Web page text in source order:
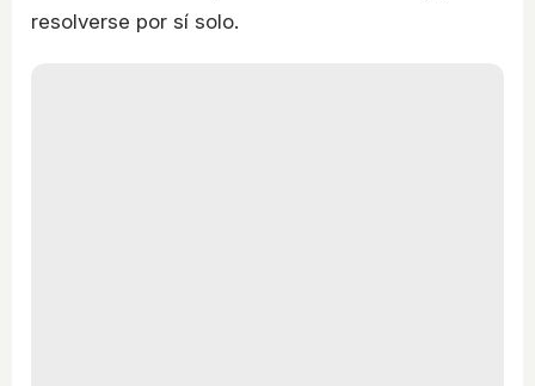
resolverse por sí solo.